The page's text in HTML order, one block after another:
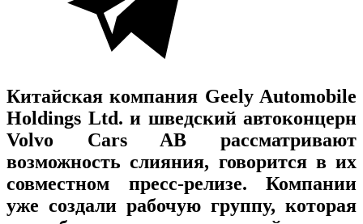
Китайская компания Geely Automobile
Holdings Ltd. и шведский автоконцерн
Volvo Cars AB рассматривают
возможность слияния, говорится в их
совместном пресс-релизе. Компании
уже создали рабочую группу, которая